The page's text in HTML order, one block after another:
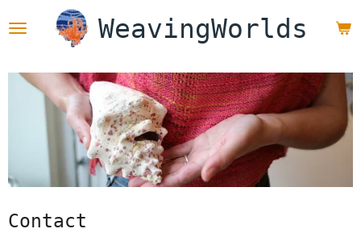
direct
de
hoofdinhoud
WeavingWorlds
Contact